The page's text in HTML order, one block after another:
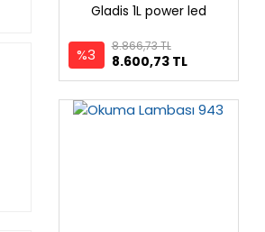
Gladis 1L power led
%3 8.600,73 TL
8.866,73 TL